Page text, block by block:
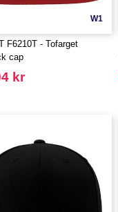
W1
F6210T - Tofarget
cap
kr